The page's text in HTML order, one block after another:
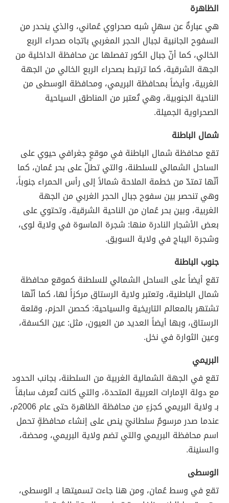
الظاهرة
هي عبارةٌ عن سهلٍ شبه صحراوي عُماني، والذي ينحدر من
السفوح الجانبية لجبال الحجر المغربي باتجاه صحراء الربع
الخالي، كما أنّ جبال الكور تفصلها عن محافظة الداخلية من
الجهة الشرقية، كما ترتبط بصحراء الربع الخالي من الجهة
الغربية، وأيضاً بمحافظة البريمي، ومحافظة الوسطى من
الناحية الجنوبية، وهي تُعتبر من المناطق السياحية
الصحراوية الجميلة.
شمال الباطنة
تقع محافظة شمال الباطنة في موقعٍ جغرافي حيوي على
الساحل الشمالي للسلطنة، والتي تطلّ على بحر عُمان، كما
أنّها تمتدّ من خطمة الملاحة شمالاً إلى رأس الحمراء جنوباً،
وهي تنحصر بين سفوح جبال الحجر الغربي من الجهة
الغربية، وبين بحر عُمان من الناحية الشرقية، وتحتوي على
بعض الأشجار النادرة منها: شجرة الماسوة في ولاية لوى،
وشجرة اليباج في ولاية السويق.
جنوب الباطنة
تقع أيضاً على الساحل الشمالي للسلطنة كموقع محافظة
شمال الباطنية، وتعتبر ولاية الرستاق مركزاً لها، كما أنّها
تشتهر بالمعالم التاريخية والسياحية: كحصن الحزم، وقلعة
الرستاق، وبها أيضاً العديد من العيون، مثل: عين الكسفة،
وعين الثوارة في نخل.
البريمي
تقع في الجهة الشمالية الغربية من السلطنة، بجانب الحدود
مع دولة الإمارات العربية المتحدة، والتي كانت تُعرف سابقاً
بـ ولاية البريمي كجزءٍ من محافظة الظاهرة حتى عام 2006م،
عندما صدر مرسومٌ سلطانيّ ينص على إنشاء محافظةٍ تحمل
اسم محافظة البريمي والتي تضم ولاية البريمي، ومحضة،
والسنينة.
الوسطى
تقع في وسط عُمان، ومن هنا جاءت تسميتها بـ الوسطى،